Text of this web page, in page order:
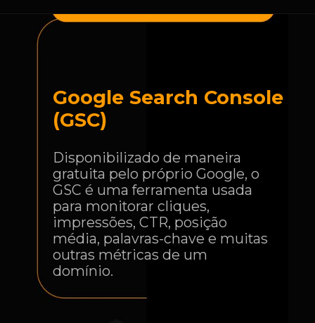
Disponibilizado de maneira
gratuita pelo próprio Google, o
GSC é uma ferramenta usada
para monitorar cliques,
impressões, CTR, posição
média, palavras-chave e muitas
outras métricas de um
domínio.
Google Search Console
(GSC)